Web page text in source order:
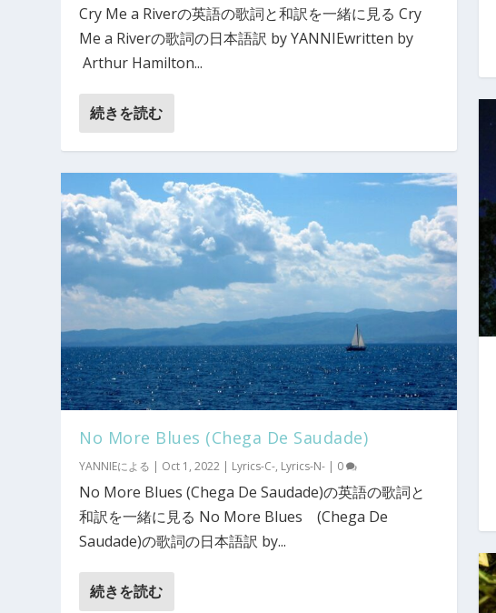
Cry Me a Riverの英語の歌詞と和訳を一緒に見る Cry
Me a Riverの歌詞の日本語訳 by YANNIEwritten by
Arthur Hamilton...
続きを読む
No More Blues (Chega De Saudade)
YANNIEによる | Oct 1, 2022 | Lyrics-C-, Lyrics-N- | 0
No More Blues (Chega De Saudade)の英語の歌詞と
和訳を一緒に見る No More Blues (Chega De
Saudade)の歌詞の日本語訳 by...
続きを読む